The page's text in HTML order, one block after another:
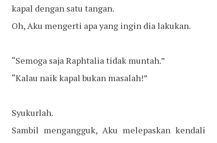
kapal dengan satu tangan.
Oh, Aku mengerti apa yang ingin dia lakukan.
“Semoga saja Raphtalia tidak muntah.”
“Kalau naik kapal bukan masalah!”
Syukurlah.
Sambil mengangguk, Aku melepaskan kendali